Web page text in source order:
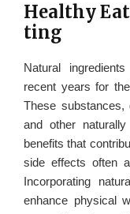
Healthy
ting
Natural
recent years for
These substances,
and other
benefits that
side effects often
Incorporating
enhance physical